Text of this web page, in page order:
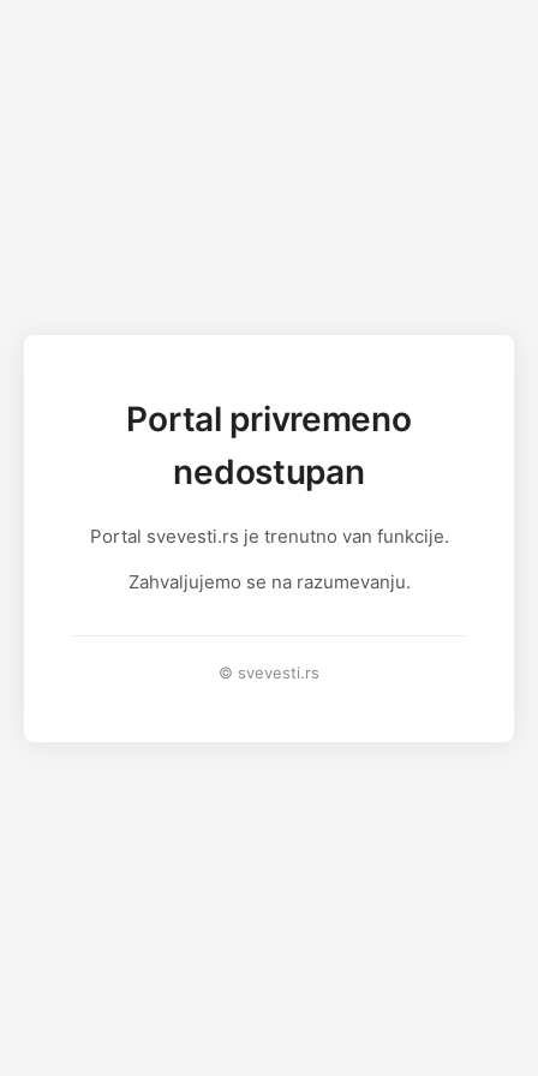
Portal privremeno
nedostupan
Portal svevesti.rs je trenutno van funkcije.
Zahvaljujemo se na razumevanju.
© svevesti.rs